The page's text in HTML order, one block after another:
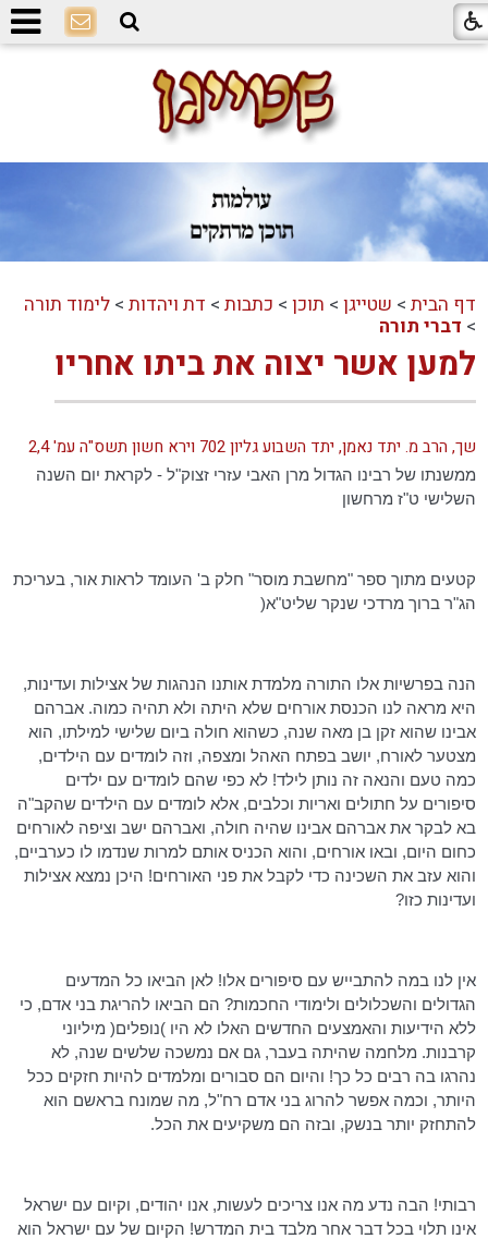
דף הבית > שטייגן > תוכן > כתבות > דת ויהדות >לימוד תורה
> דברי תורה
למען אשר יצוה את ביתו אחריו
שך, הרב מ. יתד נאמן, יתד השבוע גליון 702 וירא חשון תשס"ה עמ' 2,4
ממשנתו של רבינו הגדול מרן האבי עזרי זצוק"ל - לקראת יום השנה
השלישי ט"ז מרחשון
קטעים מתוך ספר "מחשבת מוסר" חלק ב' העומד לראות אור, בעריכת
הג"ר ברוך מרדכי שנקר שליט"א(
הנה בפרשיות אלו התורה מלמדת אותנו הנהגות של אצילות ועדינות,
היא מראה לנו הכנסת אורחים שלא היתה ולא תהיה כמוה. אברהם
אבינו שהוא זקן בן מאה שנה, כשהוא חולה ביום שלישי למילתו, הוא
מצטער לאורח, יושב בפתח האהל ומצפה, וזה לומדים עם הילדים,
כמה טעם והנאה זה נותן לילד! לא כפי שהם לומדים עם ילדים
סיפורים על חתולים ואריות וכלבים, אלא לומדים עם הילדים שהקב"ה
בא לבקר את אברהם אבינו שהיה חולה, ואברהם ישב וציפה לאורחים
כחום היום, ובאו אורחים, והוא הכניס אותם למרות שנדמו לו כערביים,
והוא עזב את השכינה כדי לקבל את פני האורחים! היכן נמצא אצילות
ועדינות כזו?
אין לנו במה להתבייש עם סיפורים אלו! לאן הביאו כל המדעים
הגדולים והשכלולים ולימודי החכמות? הם הביאו להריגת בני אדם, כי
ללא הידיעות והאמצעים החדשים האלו לא היו )נופלים( מיליוני
קרבנות. מלחמה שהיתה בעבר, גם אם נמשכה שלשים שנה, לא
נהרגו בה רבים כל כך! והיום הם סבורים ומלמדים להיות חזקים ככל
היותר, וכמה אפשר להרוג בני אדם רח"ל, מה שמונח בראשם הוא
להתחזק יותר בנשק, ובזה הם משקיעים את הכל.
רבותי! הבה נדע מה אנו צריכים לעשות, אנו יהודים, וקיום עם ישראל
אינו תלוי בכל דבר אחר מלבד בית המדרש! הקיום של עם ישראל הוא